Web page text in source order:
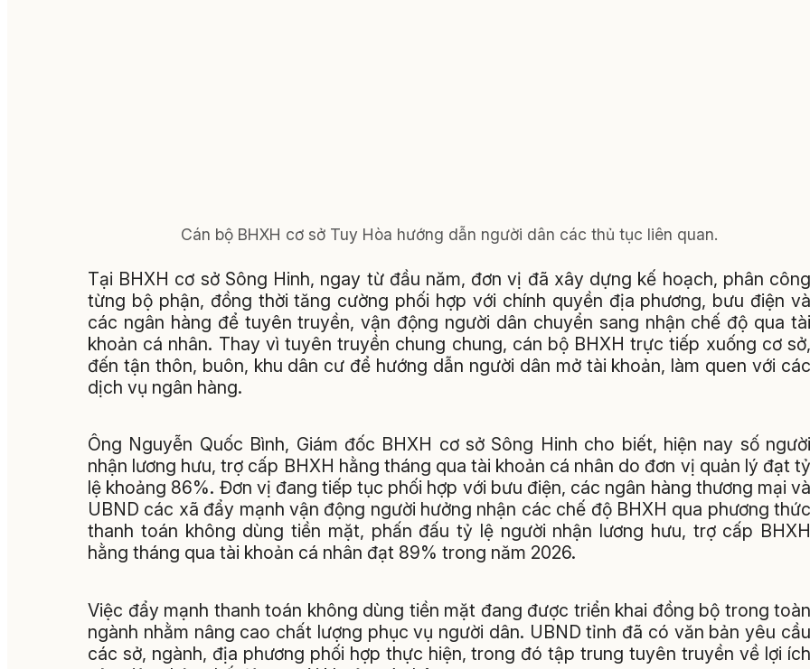
Cán bộ BHXH cơ sở Tuy Hòa hướng dẫn người dân các thủ tục liên quan.
Tại BHXH cơ sở Sông Hinh, ngay từ đầu năm, đơn vị đã xây dựng kế hoạch, phân công
từng bộ phận, đồng thời tăng cường phối hợp với chính quyền địa phương, bưu điện và
các ngân hàng để tuyên truyền, vận động người dân chuyển sang nhận chế độ qua tài
khoản cá nhân. Thay vì tuyên truyền chung chung, cán bộ BHXH trực tiếp xuống cơ sở,
đến tận thôn, buôn, khu dân cư để hướng dẫn người dân mở tài khoản, làm quen với các
dịch vụ ngân hàng.
Ông Nguyễn Quốc Bình, Giám đốc BHXH cơ sở Sông Hinh cho biết, hiện nay số người
nhận lương hưu, trợ cấp BHXH hằng tháng qua tài khoản cá nhân do đơn vị quản lý đạt tỷ
lệ khoảng 86%. Đơn vị đang tiếp tục phối hợp với bưu điện, các ngân hàng thương mại và
UBND các xã đẩy mạnh vận động người hưởng nhận các chế độ BHXH qua phương thức
thanh toán không dùng tiền mặt, phấn đấu tỷ lệ người nhận lương hưu, trợ cấp BHXH
hằng tháng qua tài khoản cá nhân đạt 89% trong năm 2026.
Việc đẩy mạnh thanh toán không dùng tiền mặt đang được triển khai đồng bộ trong toàn
ngành nhằm nâng cao chất lượng phục vụ người dân. UBND tỉnh đã có văn bản yêu cầu
các sở, ngành, địa phương phối hợp thực hiện, trong đó tập trung tuyên truyền về lợi ích